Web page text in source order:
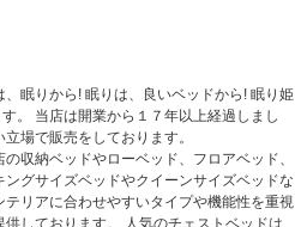
眠りから! 眠りは、良いベッドから! 眠り姫
。 当店は開業から１７年以上経過しまし
場で販売をしております。
収納ベッドやローベッド、フロアベッド、
グサイズベッドやクイーンサイズベッドな
リアに合わせやすいタイプや機能性を重視
しております。 人気のチェストベッドは